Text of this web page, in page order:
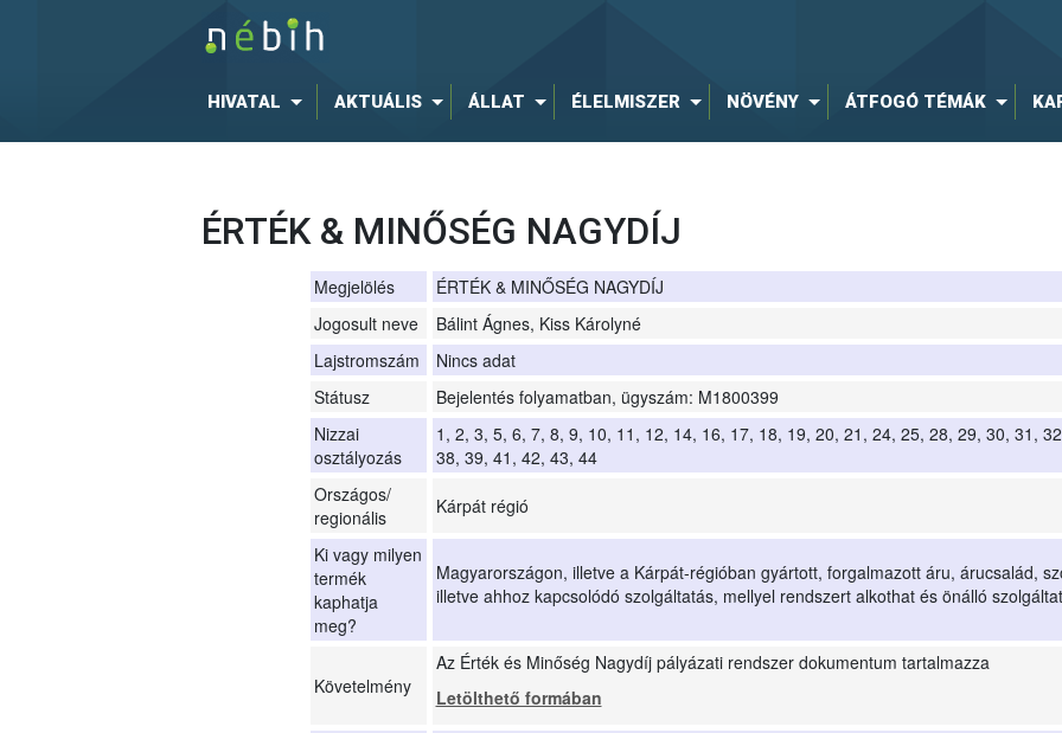
HIVATAL AKTUÁLIS ÁLLAT ÉLELMISZER NÖVÉNY ÁTFOGÓ TÉMÁK
ÉRTÉK & MINŐSÉG NAGYDÍJ
Megjelölés
ÉRTÉK & MINŐSÉG NAGYDÍJ
Jogosult neve
Bálint Ágnes, Kiss Károlyné
Lajstromszám
Nincs adat
Státusz
Bejelentés folyamatban, ügyszám: M1800399
Nizzai
osztályozás
1, 2, 3, 5, 6, 7, 8, 9, 10, 11, 12, 14, 16, 17, 18, 19, 20, 21, 24, 25, 28, 29, 30, 31,
38, 39, 41, 42, 43, 44
Országos/
regionális
Kárpát régió
Ki vagy milyen
termék
kaphatja
meg?
Magyarországon, illetve a Kárpát-régióban gyártott, forgalmazott áru, árucsalád,
illetve ahhoz kapcsolódó szolgáltatás, mellyel rendszert alkothat és önálló
Követelmény
Az Érték és Minőség Nagydíj pályázati rendszer dokumentum tartalmazza
Letölthető formában